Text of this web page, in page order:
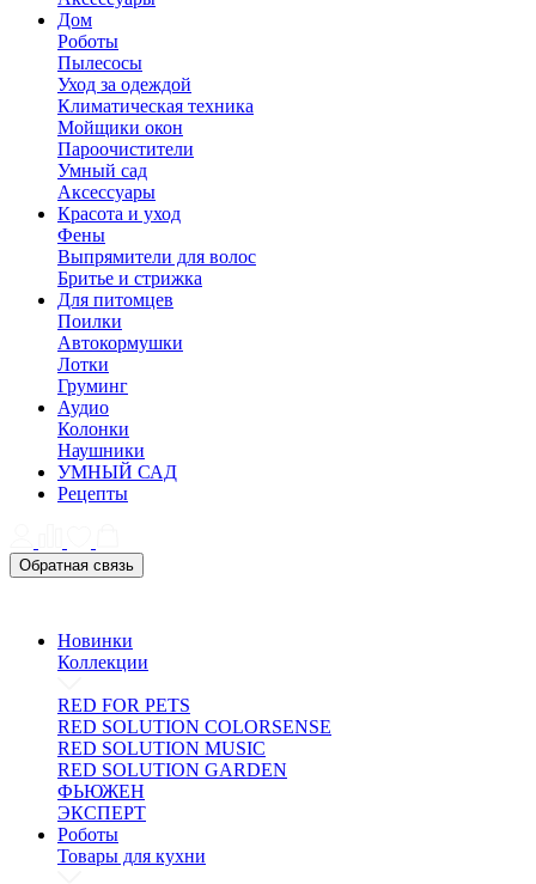
Дом
Роботы
Пылесосы
Уход за одеждой
Климатическая техника
Мойщики окон
Пароочистители
Умный сад
Аксессуары
Красота и уход
Фены
Выпрямители для волос
Бритье и стрижка
Для питомцев
Поилки
Автокормушки
Лотки
Груминг
Аудио
Колонки
Наушники
УМНЫЙ САД
Рецепты
Обратная связь
Новинки
Коллекции
RED FOR PETS
RED SOLUTION COLORSENSE
RED SOLUTION MUSIC
RED SOLUTION GARDEN
ФЬЮЖЕН
ЭКСПЕРТ
Роботы
Товары для кухни